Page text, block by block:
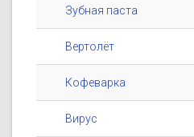
Зубная паста
Вертолёт
Кофеварка
Вирус